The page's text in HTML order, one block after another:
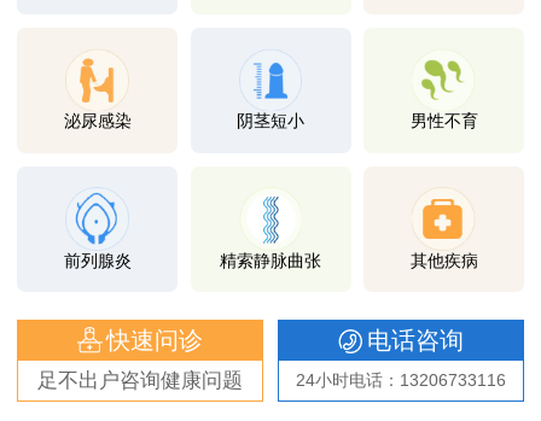
泌尿感染 阴茎短小 男性不育
前列腺炎 精索静脉曲张 其他疾病
快速问诊
足不出户咨询健康问题
电话咨询
24小时电话：13206733116